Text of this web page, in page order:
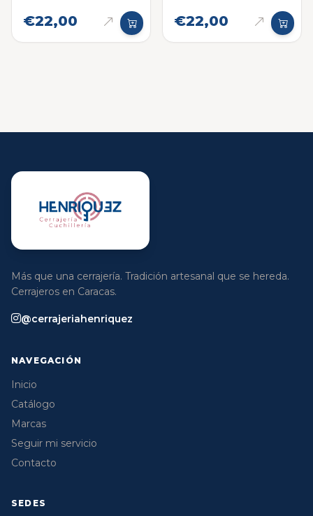
€22,00 €22,00
Más que una cerrajería. Tradición artesanal que se hereda.
Cerrajeros en Caracas.
@cerrajeriahenriquez
NAVEGACIÓN
Inicio
Catálogo
Marcas
Seguir mi servicio
Contacto
SEDES